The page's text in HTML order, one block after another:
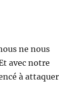
ne nous
avec notre
à attaquer